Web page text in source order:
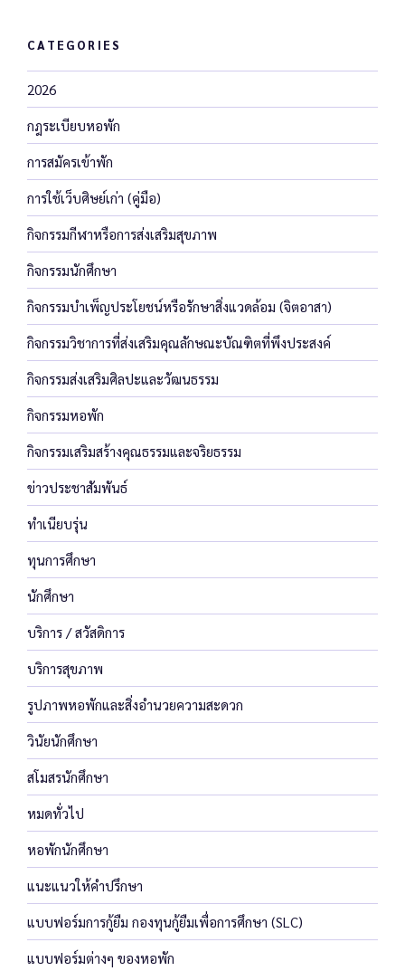
CATEGORIES
2026
กฎระเบียบหอพัก
การสมัครเข้าพัก
การใช้เว็บศิษย์เก่า (คู่มือ)
กิจกรรมกีฬาหรือการส่งเสริมสุขภาพ
กิจกรรมนักศึกษา
กิจกรรมบำเพ็ญประโยชน์หรือรักษาสิ่งแวดล้อม (จิตอาสา)
กิจกรรมวิชาการที่ส่งเสริมคุณลักษณะบัณฑิตที่พึงประสงค์
กิจกรรมส่งเสริมศิลปะและวัฒนธรรม
กิจกรรมหอพัก
กิจกรรมเสริมสร้างคุณธรรมและจริยธรรม
ข่าวประชาสัมพันธ์
ทำเนียบรุ่น
ทุนการศึกษา
นักศึกษา
บริการ / สวัสดิการ
บริการสุขภาพ
รูปภาพหอพักและสิ่งอำนวยความสะดวก
วินัยนักศึกษา
สโมสรนักศึกษา
หมดทั่วไป
หอพักนักศึกษา
แนะแนวให้คำปรึกษา
แบบฟอร์มการกู้ยืม กองทุนกู้ยืมเพื่อการศึกษา (SLC)
แบบฟอร์มต่างๆ ของหอพัก